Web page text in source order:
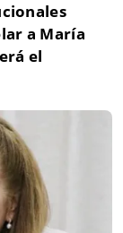
a María
el